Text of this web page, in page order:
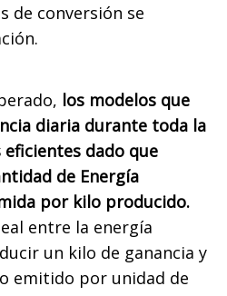
de conversión se
los modelos que
diaria durante toda la
dado que
de Energía
por kilo producido.
entre la energía
un kilo de ganancia y
emitido por unidad de